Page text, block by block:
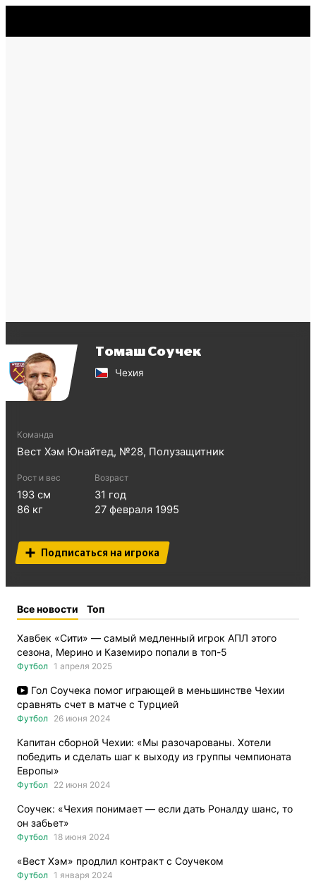
Томаш Соучек
Чехия
Команда
Вест Хэм Юнайтед, №28, Полузащитник
Рост и вес
193 см
86 кг
Возраст
31 год
27 февраля 1995
Подписаться на игрока
Все новости Топ
Хавбек «Сити» — самый медленный игрок АПЛ этого
сезона, Мерино и Каземиро попали в топ-5
Футбол 1 апреля 2025
Гол Соучека помог играющей в меньшинстве Чехии
сравнять счет в матче с Турцией
Футбол 26 июня 2024
Капитан сборной Чехии: «Мы разочарованы. Хотели
победить и сделать шаг к выходу из группы чемпионата
Европы»
Футбол 22 июня 2024
Соучек: «Чехия понимает — если дать Роналду шанс, то
он забьет»
Футбол 18 июня 2024
«Вест Хэм» продлил контракт с Соучеком
Футбол 1 января 2024